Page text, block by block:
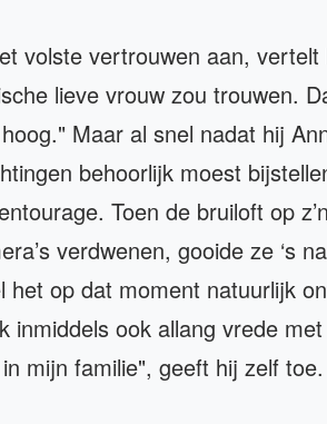
volste vertrouwen aan,
lieve vrouw zou trouwen.
Maar al snel nadat hij
behoorlijk moest
Toen de bruiloft op
verdwenen, gooide ze ‘s
het op dat moment natuurlijk
inmiddels ook allang vrede
mijn familie", geeft hij zelf toe.